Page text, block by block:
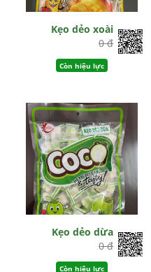
Kẹo dẻo xoài
0 đ
Còn hiệu lực
Kẹo dẻo dừa
0 đ
Còn hiệu lực